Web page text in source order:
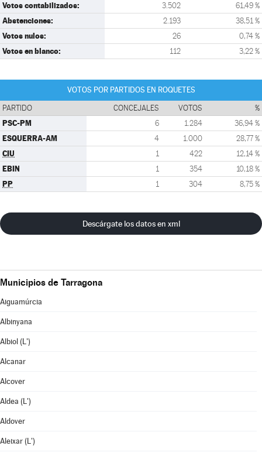
Votos contabilizados: 3.502 61,49 %
Abstenciones: 2.193 38,51 %
Votos nulos: 26 0,74 %
Votos en blanco: 112 3,22 %
VOTOS POR PARTIDOS EN ROQUETES
PARTIDO CONCEJALES VOTOS %
PSC-PM 6 1.284 36,94 %
ESQUERRA-AM 4 1.000 28,77 %
CIU 1 422 12,14 %
EBIN 1 354 10,18 %
PP 1 304 8,75 %
Descárgate los datos en xml
Municipios de Tarragona
Aiguamúrcia
Albinyana
Albiol (L')
Alcanar
Alcover
Aldea (L')
Aldover
Aleixar (L')